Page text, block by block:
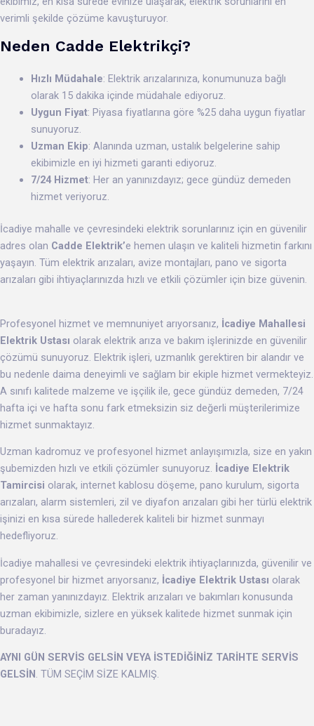
verimli şekilde çözüme kavuşturuyor.
Neden Cadde Elektrikçi?
Hızlı Müdahale: Elektrik arızalarınıza, konumunuza bağlı
olarak 15 dakika içinde müdahale ediyoruz.
Uygun Fiyat: Piyasa fiyatlarına göre %25 daha uygun fiyatlar
sunuyoruz.
Uzman Ekip: Alanında uzman, ustalık belgelerine sahip
ekibimizle en iyi hizmeti garanti ediyoruz.
7/24 Hizmet: Her an yanınızdayız; gece gündüz demeden
hizmet veriyoruz.
İcadiye mahalle ve çevresindeki elektrik sorunlarınız için en güvenilir
adres olan Cadde Elektrik’e hemen ulaşın ve kaliteli hizmetin farkını
yaşayın. Tüm elektrik arızaları, avize montajları, pano ve sigorta
arızaları gibi ihtiyaçlarınızda hızlı ve etkili çözümler için bize güvenin.
Profesyonel hizmet ve memnuniyet arıyorsanız, İcadiye Mahallesi
Elektrik Ustası olarak elektrik arıza ve bakım işlerinizde en güvenilir
çözümü sunuyoruz. Elektrik işleri, uzmanlık gerektiren bir alandır ve
bu nedenle daima deneyimli ve sağlam bir ekiple hizmet vermekteyiz.
A sınıfı kalitede malzeme ve işçilik ile, gece gündüz demeden, 7/24
hafta içi ve hafta sonu fark etmeksizin siz değerli müşterilerimize
hizmet sunmaktayız.
Uzman kadromuz ve profesyonel hizmet anlayışımızla, size en yakın
şubemizden hızlı ve etkili çözümler sunuyoruz. İcadiye Elektrik
Tamircisi olarak, internet kablosu döşeme, pano kurulum, sigorta
arızaları, alarm sistemleri, zil ve diyafon arızaları gibi her türlü elektrik
işinizi en kısa sürede hallederek kaliteli bir hizmet sunmayı
hedefliyoruz.
İcadiye mahallesi ve çevresindeki elektrik ihtiyaçlarınızda, güvenilir ve
profesyonel bir hizmet arıyorsanız, İcadiye Elektrik Ustası olarak
her zaman yanınızdayız. Elektrik arızaları ve bakımları konusunda
uzman ekibimizle, sizlere en yüksek kalitede hizmet sunmak için
buradayız.
AYNI GÜN SERVİS GELSİN VEYA İSTEDİĞİNİZ TARİHTE SERVİS
GELSİN . TÜM SEÇİM SİZE KALMIŞ.